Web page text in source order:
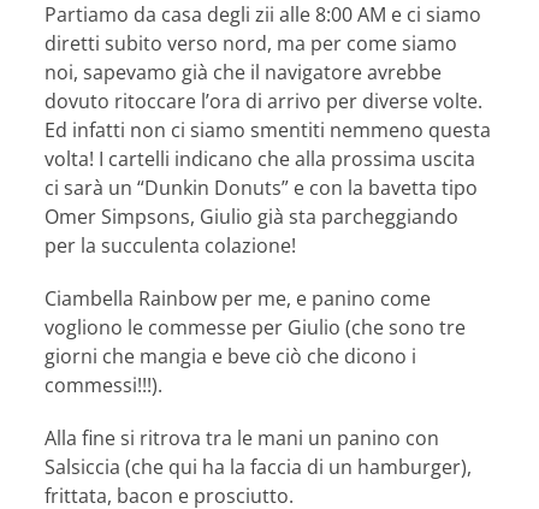
Partiamo da casa degli zii alle 8:00 AM e ci siamo
diretti subito verso nord, ma per come siamo
noi, sapevamo già che il navigatore avrebbe
dovuto ritoccare l’ora di arrivo per diverse volte.
Ed infatti non ci siamo smentiti nemmeno questa
volta! I cartelli indicano che alla prossima uscita
ci sarà un “Dunkin Donuts” e con la bavetta tipo
Omer Simpsons, Giulio già sta parcheggiando
per la succulenta colazione!
Ciambella Rainbow per me, e panino come
vogliono le commesse per Giulio (che sono tre
giorni che mangia e beve ciò che dicono i
commessi!!!).
Alla fine si ritrova tra le mani un panino con
Salsiccia (che qui ha la faccia di un hamburger),
frittata, bacon e prosciutto.